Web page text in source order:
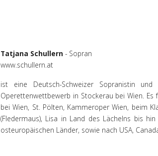
Tatjana Schullern - Sopran
www.schullern.at
ist eine Deutsch-Schweizer Sopranistin
Operettenwettbewerb in Stockerau bei Wien.
bei Wien, St. Pölten, Kammeroper Wien, beim
(Fledermaus), Lisa in Land des Lächelns bis
osteuropäischen Länder, sowie nach USA,